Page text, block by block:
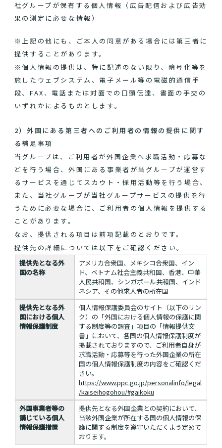
社グループが保有する個人情報（広告配信および広告効
果の測定に必要な情報）
※上記の他にも、ご本人の同意がある場合には第三者に
提供することがあります。
※個人情報の提供は、特に記述のない限り、暗号化等を
施したウェブシステム、電子メール等の電磁的通信手
段、FAX、電話または対面での口頭伝達、書面の手交の
いずれかによるものとします。
2）外国にある第三者へのご利用者の情報の提供に関す
る補足事項
当グループは、ご利用者が外国企業へ求職活動・応募な
どを行う場合、外国にある事業者が当グループが運営す
るサービスを通じてスカウト・採用活動等を行う場合、
また、当社グループが当社グループサービスの提供を行
うために必要な場合に、ご利用者の個人情報を提供する
ことがあります。
なお、提供される項目は前項記載のとおりです。
提供先の詳細については以下をご確認ください。
提供先となる外
国の名称
アメリカ合衆国、メキシコ合衆国、イン
ド、ベトナム社会主義共和国、香港、中華
人民共和国、シンガポール共和国、インド
ネシア、その他求人者の所在国
提供先となる外
国における個人
情報保護制度
個人情報保護委員会のサイト（以下のリン
ク）の「外国における個人情報の保護に関
する制度等の調査」項目の「情報提供文
書」において、各国の個人情報保護制度が
掲載されておりますので、ご利用者自身が
求職活動・応募等を行った外国企業の所在
国の個人情報保護制度の内容をご確認くだ
さい。
https://www.ppc.go.jp/personalinfo/legal
/kaiseihogohou/#gaikoku
外国事業者等の
講じている個人
情報保護措置
提供先となる外国企業との契約において、
当該外国企業が所在する国の個人情報の保
護に関する制度を遵守いただくよう定めて
おります。